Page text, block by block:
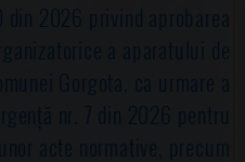
din 2026 privind aprobarea
a aparatului de
Gorgota, ca urmare a
nr. 7 din 2026 pentru
acte normative, precum